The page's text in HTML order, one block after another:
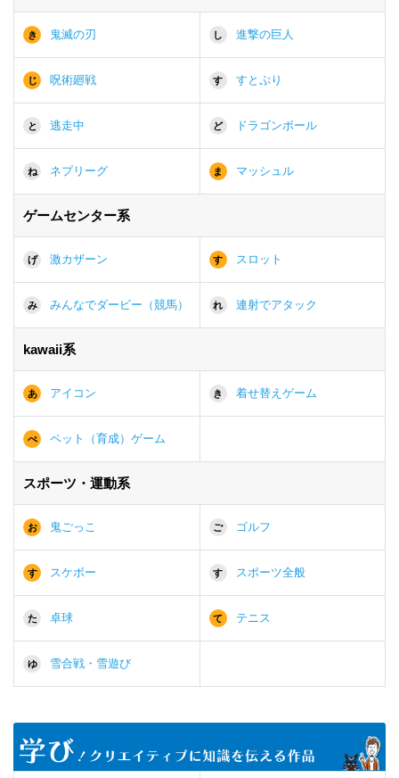
き 鬼滅の刃 し 進撃の巨人
じ 呪術廻戦 す すとぷり
と 逃走中 ど ドラゴンボール
ね ネプリーグ ま マッシュル
ゲームセンター系
げ 激カザーン す スロット
み みんなでダービー（競馬） れ 連射でアタック
kawaii系
あ アイコン き 着せ替えゲーム
ぺ ペット（育成）ゲーム
スポーツ・運動系
お 鬼ごっこ ご ゴルフ
す スケボー す スポーツ全般
た 卓球 て テニス
ゆ 雪合戦・雪遊び